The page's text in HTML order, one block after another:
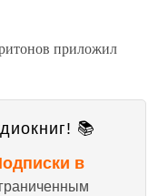
приложил
📚
в